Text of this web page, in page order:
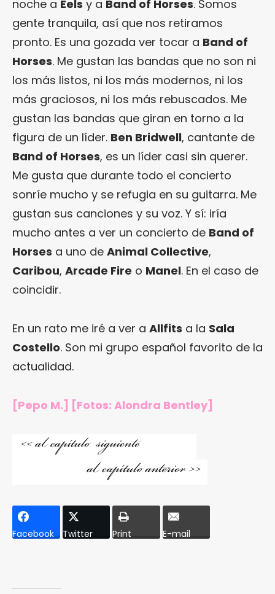
noche a Eels y a Band of Horses. Somos
gente tranquila, así que nos retiramos
pronto. Es una gozada ver tocar a Band of
Horses. Me gustan las bandas que no son ni
los más listos, ni los más modernos, ni los
más graciosos, ni los más rebuscados. Me
gustan las bandas que giran en torno a la
figura de un líder. Ben Bridwell, cantante de
Band of Horses, es un líder casi sin querer.
Me gusta que durante todo el concierto
sonríe mucho y se refugia en su guitarra. Me
gustan sus canciones y su voz. Y sí: iría
mucho antes a ver un concierto de Band of
Horses a uno de Animal Collective,
Caribou, Arcade Fire o Manel. En el caso de
coincidir.
En un rato me iré a ver a Allfits a la Sala
Costello. Son mi grupo español favorito de la
actualidad.
[Pepo M.] [Fotos: Alondra Bentley]
Facebook Twitter Print E-mail